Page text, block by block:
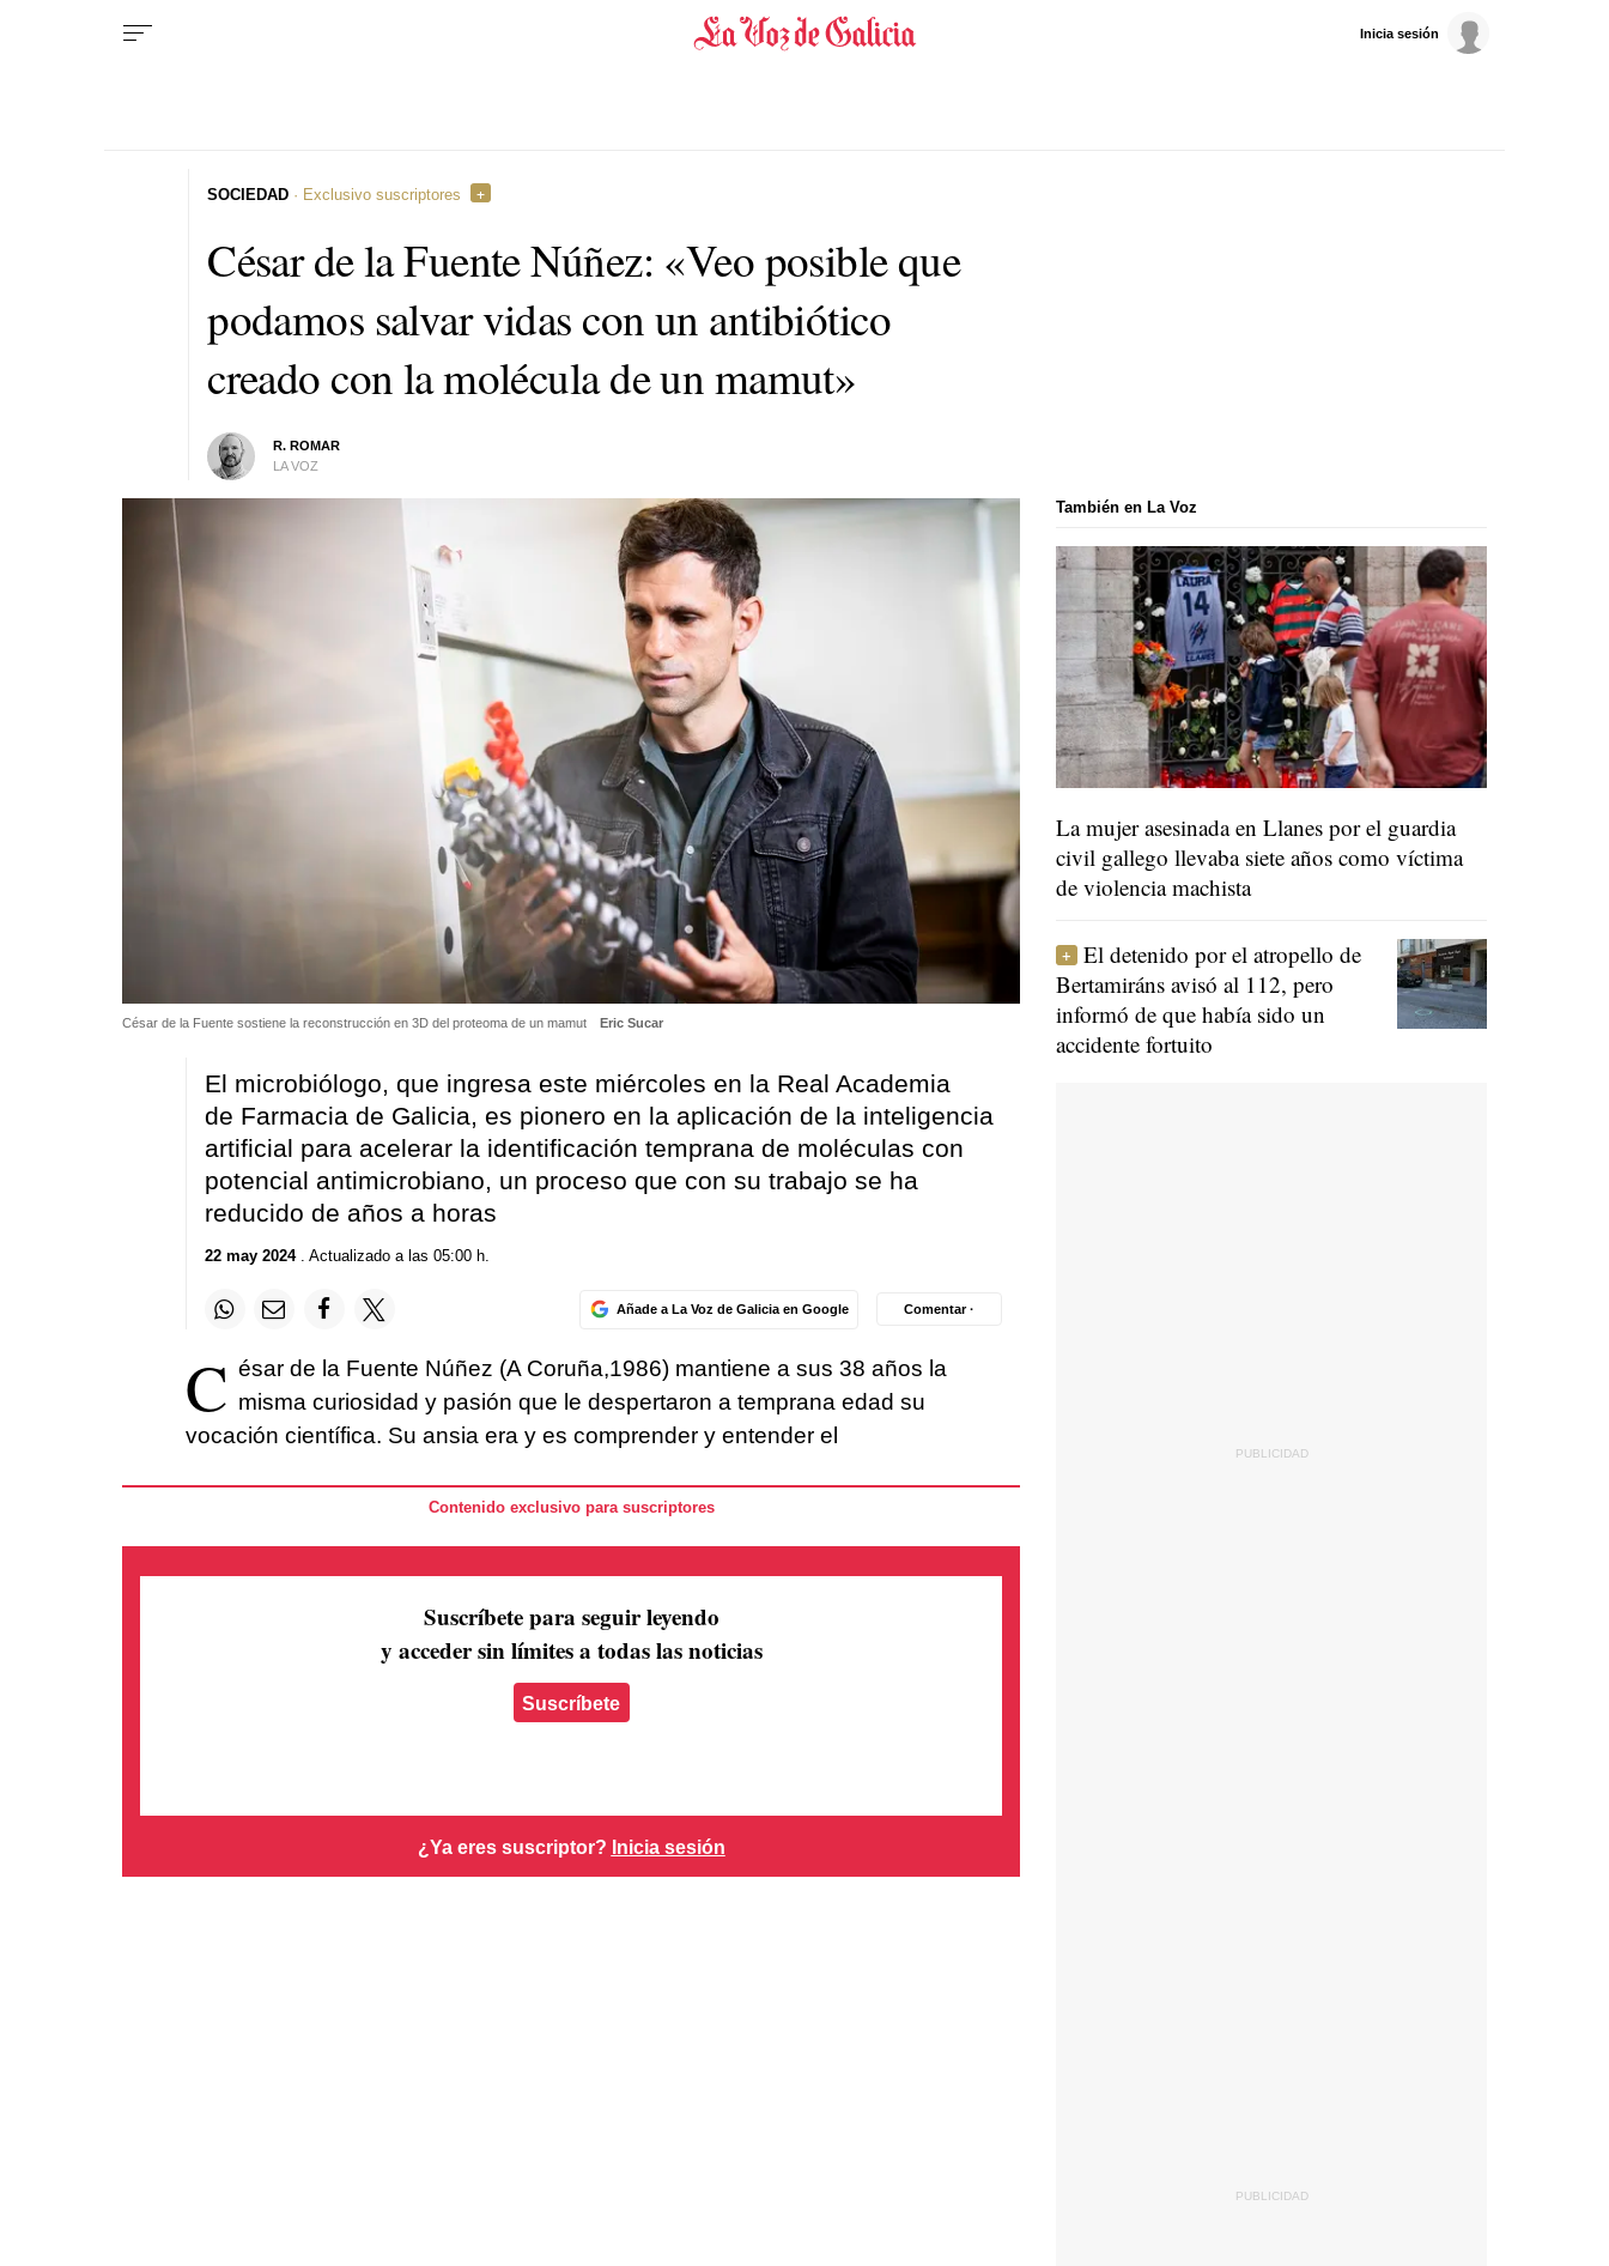
Inicia sesión
César de la Fuente Núñez: «Veo posible que
podamos salvar vidas con un antibiótico
creado con la molécula de un mamut»
R. ROMAR
LA VOZ
SOCIEDAD · Exclusivo suscriptores
César de la Fuente sostiene la reconstrucción en 3D del proteoma de un mamut Eric Sucar
El microbiólogo, que ingresa este miércoles en la Real Academia
de Farmacia de Galicia, es pionero en la aplicación de la inteligencia
artificial para acelerar la identificación temprana de moléculas con
potencial antimicrobiano, un proceso que con su trabajo se ha
reducido de años a horas
22 may 2024. Actualizado a las 05:00 h.
Añade a La Voz de Galicia en Google Comentar ·
C ésar de la Fuente Núñez (A Coruña,1986) mantiene a sus 38 años la
misma curiosidad y pasión que le despertaron a temprana edad su
vocación científica. Su ansia era y es comprender y entender el
Contenido exclusivo para suscriptores
Suscríbete para seguir leyendo
y acceder sin límites a todas las noticias
Suscríbete
¿Ya eres suscriptor? Inicia sesión
También en La Voz
La mujer asesinada en Llanes por el guardia
civil gallego llevaba siete años como víctima
de violencia machista
El detenido por el atropello de
Bertamiráns avisó al 112, pero
informó de que había sido un
accidente fortuito